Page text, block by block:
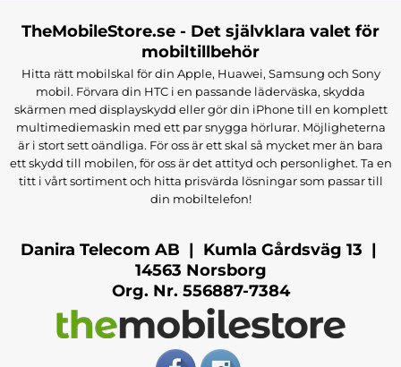
TheMobileStore.se - Det självklara valet för
mobiltillbehör
Hitta rätt mobilskal för din Apple, Huawei, Samsung och Sony
mobil. Förvara din HTC i en passande läderväska, skydda
skärmen med displayskydd eller gör din iPhone till en komplett
multimediemaskin med ett par snygga hörlurar. Möjligheterna
är i stort sett oändliga. För oss är ett skal så mycket mer än bara
ett skydd till mobilen, för oss är det attityd och personlighet. Ta en
titt i vårt sortiment och hitta prisvärda lösningar som passar till
din mobiltelefon!
Danira Telecom AB | Kumla Gårdsväg 13 |
14563 Norsborg
Org. Nr. 556887-7384